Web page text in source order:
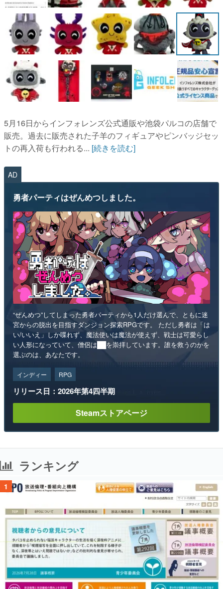
5月16日からインフォレンズ公式通販や池袋パルコの店舗で
販売。過去に販売された子羊のフィギュアやピンバッジセッ
トの再入荷も行われる... [続きを読む]
AD
勇者パーティはぜんめつしました。
“ぜんめつ”してしまった勇者パーティから1人だけ選んで、ともに迷
宮からの脱出を目指すダンジョン探索RPGです。 ただし勇者は「は
い/いいえ」しか喋れず、魔法使いは魔法が使えず、戦士は可愛らし
い人形になっていて、僧侶は██を崇拝しています。誰を救うのかを
選ぶのは、あなたです。
インディー RPG
リリース日：2026年第4四半期
Steamストアページ
ランキング
1